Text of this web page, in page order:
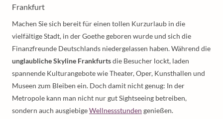
Frankfurt
Machen Sie sich bereit für einen tollen Kurzurlaub in die
vielfältige Stadt, in der Goethe geboren wurde und sich die
Finanzfreunde Deutschlands niedergelassen haben. Während die
unglaubliche Skyline Frankfurtsdie Besucher lockt, laden
spannende Kulturangebote wie Theater, Oper, Kunsthallen und
Museen zum Bleiben ein. Doch damit nicht genug: In der
Metropole kann man nicht nur gut Sightseeing betreiben,
sondern auch ausgiebigeWellnessstunden genießen.